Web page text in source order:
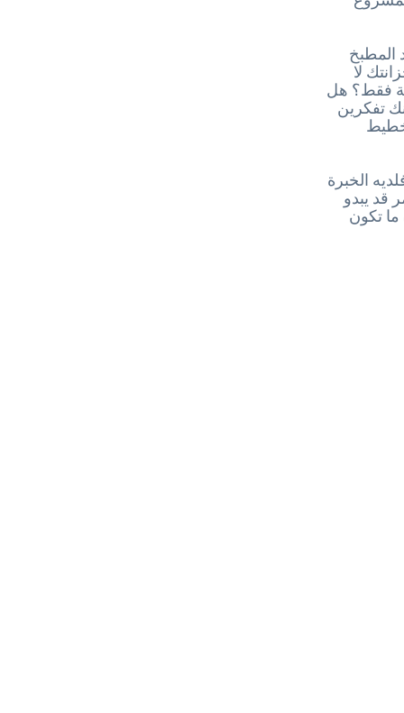
المطبخ
لا
فقط؟ هل
تفكرين
الخبرة
قد يبدو
تكون